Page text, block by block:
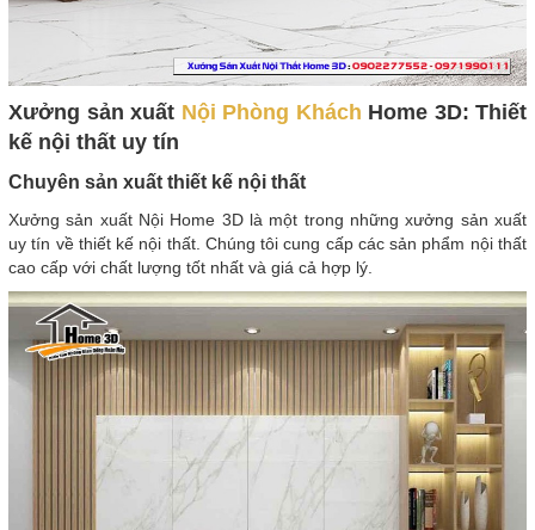
Xưởng sản xuất Nội Phòng Khách Home 3D: Thiết
kế nội thất uy tín
Chuyên sản xuất thiết kế nội thất
Xưởng sản xuất Nội Home 3D là một trong những xưởng sản xuất
uy tín về thiết kế nội thất. Chúng tôi cung cấp các sản phẩm nội thất
cao cấp với chất lượng tốt nhất và giá cả hợp lý.